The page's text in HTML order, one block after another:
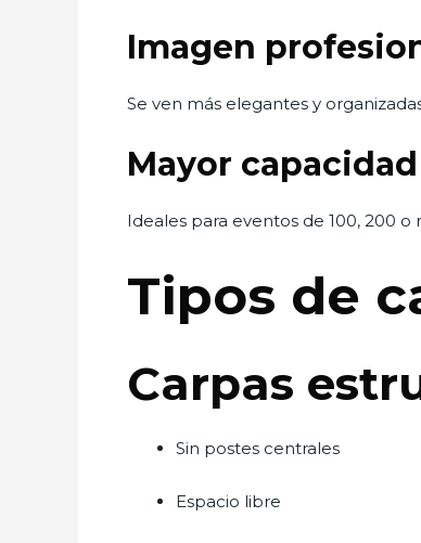
Imagen
Se ven más elegantes y
Mayor capacidad
Ideales para eventos de 100, 200 o
Tipos de
Carpas
Sin postes centrales
Espacio libre